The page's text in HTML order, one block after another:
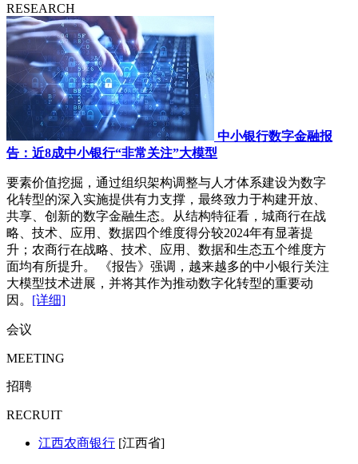
RESEARCH
中小银行数字金融报
告：近8成中小银行“非常关注”大模型
要素价值挖掘，通过组织架构调整与人才体系建设为数字
化转型的深入实施提供有力支撑，最终致力于构建开放、
共享、创新的数字金融生态。从结构特征看，城商行在战
略、技术、应用、数据四个维度得分较2024年有显著提
升；农商行在战略、技术、应用、数据和生态五个维度方
面均有所提升。 《报告》强调，越来越多的中小银行关注
大模型技术进展，并将其作为推动数字化转型的重要动
因。 [详细]
会议
MEETING
招聘
RECRUIT
江西农商银行 [江西省]